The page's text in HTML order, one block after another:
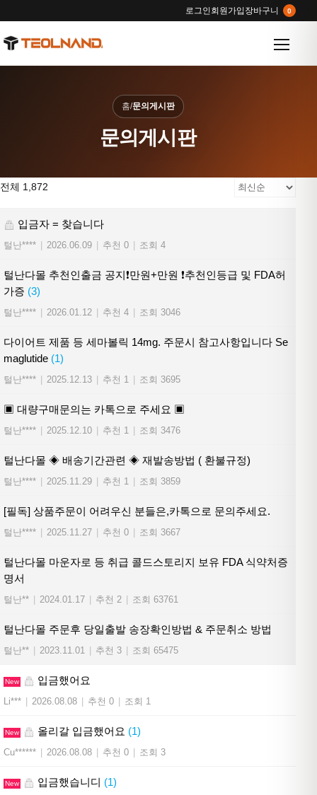
로그인회원가입장바구니 0
홈/문의게시판
문의게시판
전체 1,872
입금자 = 찾습니다
털난**** 2026.06.09 추천 0 조회 4
털난다몰 추천인출금 공지❗만원+만원 ❗추천인등급 및 FDA허
가증 (3)
털난**** 2026.01.12 추천 4 조회 3046
다이어트 제품 등 세마볼릭 14mg. 주문시 참고사항입니다 Se
maglutide (1)
털난**** 2025.12.13 추천 1 조회 3695
▣ 대량구매문의는 카톡으로 주세요 ▣
털난**** 2025.12.10 추천 1 조회 3476
털난다몰 ◈ 배송기간관련 ◈ 재발송방법 ( 환불규정)
털난**** 2025.11.29 추천 1 조회 3859
[필독] 상품주문이 어려우신 분들은,카톡으로 문의주세요.
털난**** 2025.11.27 추천 0 조회 3667
털난다몰 마운자로 등 취급 콜드스토리지 보유 FDA 식약처증
명서
털난** 2024.01.17 추천 2 조회 63761
털난다몰 주문후 당일출발 송장확인방법 & 주문취소 방법
털난** 2023.11.01 추천 3 조회 65475
New 입금했어요
Li*** 2026.08.08 추천 0 조회 1
New 올리갈 입금했어요 (1)
Cu****** 2026.08.08 추천 0 조회 3
New 입금했습니디 (1)